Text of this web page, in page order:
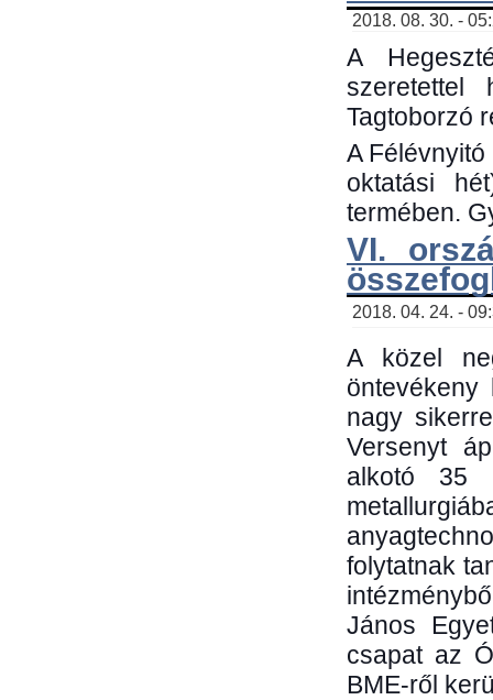
2018. 08. 30. -
A
szeretettel
Tagtoborzó
A
oktatási
termében.
VI.
2018. 04. 24. -
A közel
nagy
Versenyt
alkotó 35
folytatnak
János
csapat az
BME-ről